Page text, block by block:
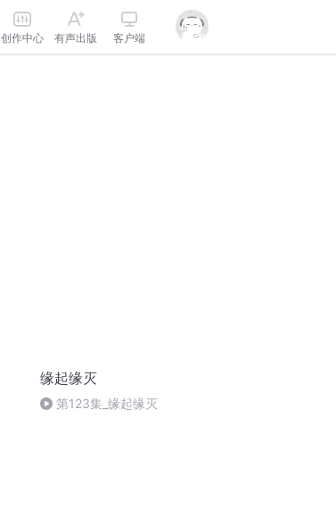
创作中心 有声出版 客户端
缘起缘灭
第123集_缘起缘灭